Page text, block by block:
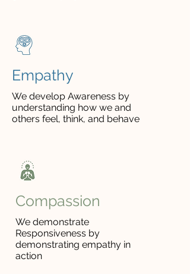
Empathy
We develop Awareness by
understanding how we and
others feel, think, and behave
Compassion
We demonstrate
Responsiveness by
demonstrating empathy in
action